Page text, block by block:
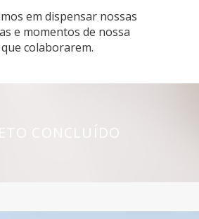
em dispensar nossas
e momentos de nossa
colaborarem.
CONCLUÍDO